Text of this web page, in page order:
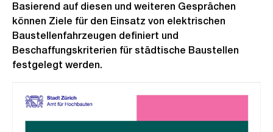
Basierend auf diesen und weiteren Gesprächen
können Ziele für den Einsatz von elektrischen
Baustellenfahrzeugen definiert und
Beschaffungskriterien für städtische Baustellen
festgelegt werden.